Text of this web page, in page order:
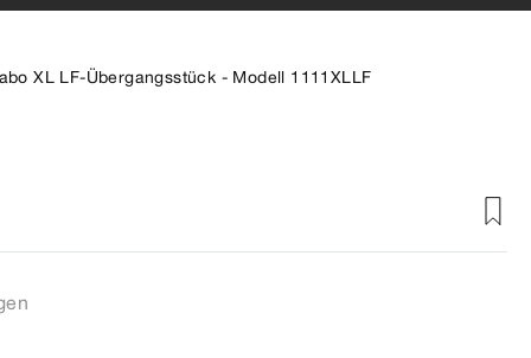
XL LF-Übergangsstück - Modell 1111XLLF